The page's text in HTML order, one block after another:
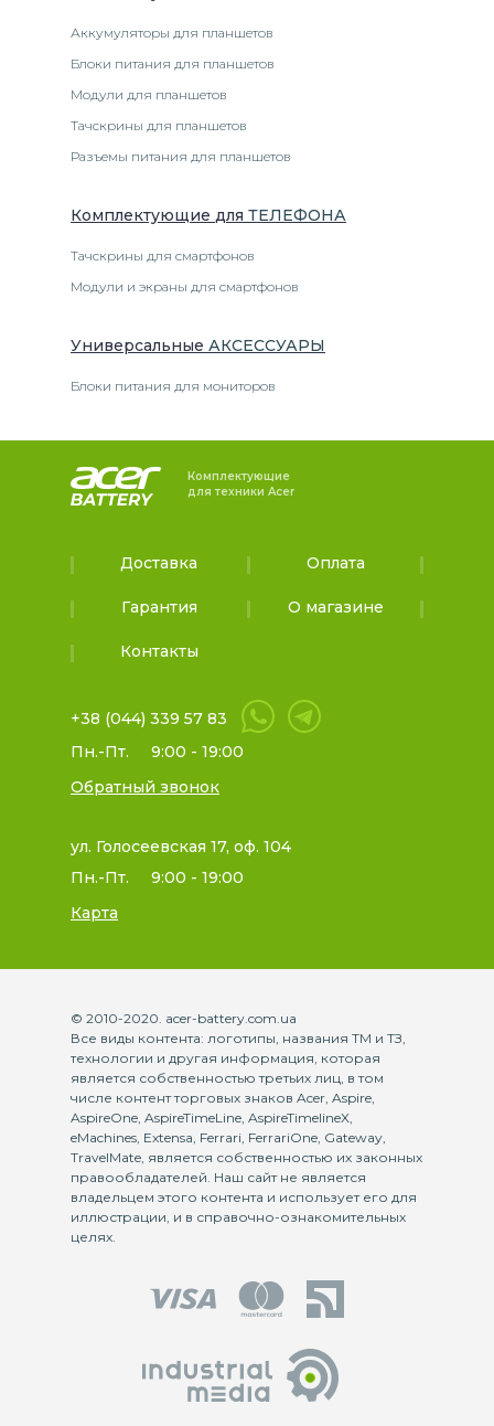
Аккумуляторы для планшетов
Блоки питания для планшетов
Модули для планшетов
Тачскрины для планшетов
Разъемы питания для планшетов
Комплектующие для ТЕЛЕФОНА
Тачскрины для смартфонов
Модули и экраны для смартфонов
Универсальные АКСЕССУАРЫ
Блоки питания для мониторов
Комплектующие
для техники Acer
Доставка Оплата
Гарантия О магазине
Контакты
+38 (044) 339 57 83
Пн.-Пт.
9:00 - 19:00
Обратный звонок
ул. Голосеевская 17, оф. 104
Пн.-Пт.
9:00 - 19:00
Карта
© 2010-2020. acer-battery.com.ua
Все виды контента: логотипы, названия ТМ и ТЗ,
технологии и другая информация, которая
является собственностью третьих лиц, в том
числе контент торговых знаков Acer, Aspire,
AspireOne, AspireTimeLine, AspireTimelineX,
eMachines, Extensa, Ferrari, FerrariOne, Gateway,
TravelMate, является собственностью их законных
правообладателей. Наш сайт не является
владельцем этого контента и использует его для
иллюстрации, и в справочно-ознакомительных
целях.